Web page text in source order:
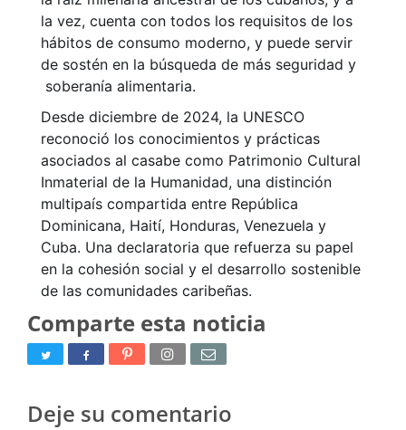
la vez, cuenta con todos los requisitos de los
hábitos de consumo moderno, y puede servir
de sostén en la búsqueda de más seguridad y
soberanía alimentaria.
Desde diciembre de 2024, la UNESCO
reconoció los conocimientos y prácticas
asociados al casabe como Patrimonio Cultural
Inmaterial de la Humanidad, una distinción
multipaís compartida entre República
Dominicana, Haití, Honduras, Venezuela y
Cuba. Una declaratoria que refuerza su papel
en la cohesión social y el desarrollo sostenible
de las comunidades caribeñas.
Comparte esta noticia
Deje su comentario